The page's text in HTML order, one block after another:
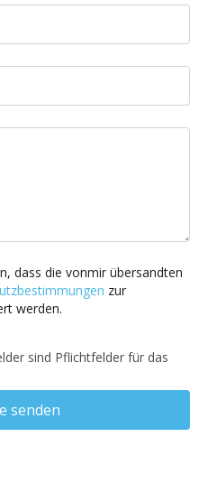
dass die vonmir übersandten
zur
werden.
sind Pflichtfelder für das
senden